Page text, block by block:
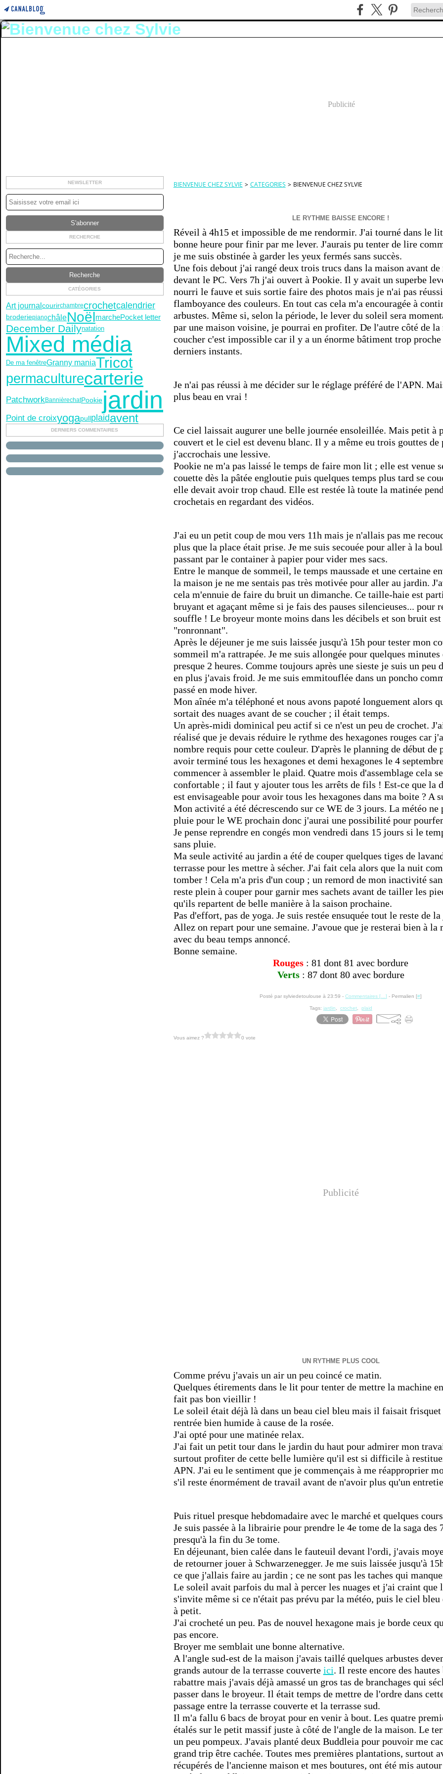
Publicité
NEWSLETTER
RECHERCHE
CATÉGORIES
Art journalcourirchambrecrochetcalendrier
broderiepianochâleNoëlmarchePocket letter
December Dailynatation
Mixed média
De ma fenêtreGranny maniaTricot
permaculturecarterie
PatchworkBannièrechatPookiejardin
Point de croixyogapullplaidavent
DERNIERS COMMENTAIRES
BIENVENUE CHEZ SYLVIE > CATEGORIES > BIENVENUE CHEZ SYLVIE
LE RYTHME BAISSE ENCORE !
Réveil à 4h15 et impossible de me rendormir. J'ai tourné dans le
bonne heure pour finir par me lever. J'aurais pu tenter de lire
je me suis obstinée à garder les yeux fermés sans succès.
Une fois debout j'ai rangé deux trois trucs dans la maison avant
devant le PC. Vers 7h j'ai ouvert à Pookie. Il y avait un superbe
nourri le fauve et suis sortie faire des photos mais je n'ai pas
flamboyance des couleurs. En tout cas cela m'a encouragée à
arbustes. Même si, selon la période, le lever du soleil sera
par une maison voisine, je pourrai en profiter. De l'autre côté de
coucher c'est impossible car il y a un énorme bâtiment trop
derniers instants.
Je n'ai pas réussi à me décider sur le réglage préféré de l'APN.
plus beau en vrai !
Ce ciel laissait augurer une belle journée ensoleillée. Mais petit à
couvert et le ciel est devenu blanc. Il y a même eu trois gouttes de
j'accrochais une lessive.
Pookie ne m'a pas laissé le temps de faire mon lit ; elle est venue
couette dès la pâtée engloutie puis quelques temps plus tard se
elle devait avoir trop chaud. Elle est restée là toute la matinée
crochetais en regardant des vidéos.
J'ai eu un petit coup de mou vers 11h mais je n'allais pas me
plus que la place était prise. Je me suis secouée pour aller à la
passant par le container à papier pour vider mes sacs.
Entre le manque de sommeil, le temps maussade et une certaine
la maison je ne me sentais pas très motivée pour aller au jardin.
cela m'ennuie de faire du bruit un dimanche. Ce taille-haie est
bruyant et agaçant même si je fais des pauses silencieuses... pour
souffle ! Le broyeur monte moins dans les décibels et son bruit est
"ronronnant".
Après le déjeuner je me suis laissée jusqu'à 15h pour tester mon
sommeil m'a rattrapée. Je me suis allongée pour quelques
presque 2 heures. Comme toujours après une sieste je suis un peu
en plus j'avais froid. Je me suis emmitouflée dans un poncho
passé en mode hiver.
Mon aînée m'a téléphoné et nous avons papoté longuement alors
sortait des nuages avant de se coucher ; il était temps.
Un après-midi dominical peu actif si ce n'est un peu de crochet.
réalisé que je devais réduire le rythme des hexagones rouges car
nombre requis pour cette couleur. D'après le planning de début de
avoir terminé tous les hexagones et demi hexagones le 4
commencer à assembler le plaid. Quatre mois d'assemblage cela
confortable ; il faut y ajouter tous les arrêts de fils ! Est-ce que la
est envisageable pour avoir tous les hexagones dans ma boite ? A
Mon activité a été décrescendo sur ce WE de 3 jours. La météo ne
pluie pour le WE prochain donc j'aurai une possibilité pour
Je pense reprendre en congés mon vendredi dans 15 jours si le
sans pluie.
Ma seule activité au jardin a été de couper quelques tiges de
terrasse pour les mettre à sécher. J'ai fait cela alors que la nuit
tomber ! Cela m'a pris d'un coup ; un remord de mon inactivité
reste plein à couper pour garnir mes sachets avant de tailler les
qu'ils repartent de belle manière à la saison prochaine.
Pas d'effort, pas de yoga. Je suis restée ensuquée tout le reste de
Allez on repart pour une semaine. J'avoue que je resterai bien à la
avec du beau temps annoncé.
Bonne semaine.
Rouges : 81 dont 81 avec bordure
Verts : 87 dont 80 avec bordure
Posté par sylviedetoulouse à 23:59 -Commentaires [ …] - Permalien [#]
Tags: jardin crochet, plaid
Vous aimez ? 0 vote
Publicité
UN RYTHME PLUS COOL
Comme prévu j'avais un air un peu coincé ce matin.
Quelques étirements dans le lit pour tenter de mettre la machine
fait pas bon vieillir !
Le soleil était déjà là dans un beau ciel bleu mais il faisait frisquet
rentrée bien humide à cause de la rosée.
J'ai opté pour une matinée relax.
J'ai fait un petit tour dans le jardin du haut pour admirer mon
surtout profiter de cette belle lumière qu'il est si difficile à
APN. J'ai eu le sentiment que je commençais à me réapproprier
s'il reste énormément de travail avant de n'avoir plus qu'un
Puis rituel presque hebdomadaire avec le marché et quelques
Je suis passée à la librairie pour prendre le 4e tome de la saga des
presqu'à la fin du 3e tome.
En déjeunant, bien calée dans le fauteuil devant l'ordi, j'avais
de retourner jouer à Schwarzenegger. Je me suis laissée jusqu'à
ce que j'allais faire au jardin ; ce ne sont pas les taches qui
Le soleil avait parfois du mal à percer les nuages et j'ai craint que
s'invite même si ce n'était pas prévu par la météo, puis le ciel bleu
à petit.
J'ai crocheté un peu. Pas de nouvel hexagone mais je borde ceux
pas encore.
Broyer me semblait une bonne alternative.
A l'angle sud-est de la maison j'avais taillé quelques arbustes
grands autour de la terrasse couverte ici. Il reste encore des hautes
rabattre mais j'avais déjà amassé un gros tas de branchages qui
passer dans le broyeur. Il était temps de mettre de l'ordre dans
passage entre la terrasse couverte et la terrasse sud.
Il m'a fallu 6 bacs de broyat pour en venir à bout. Les quatre
étalés sur le petit massif juste à côté de l'angle de la maison. Le
un peu pompeux. J'avais planté deux Buddleia pour pouvoir me
grand trip être cachée. Toutes mes premières plantations, surtout
récupérés de l'ancienne maison et mes boutures, ont été mis